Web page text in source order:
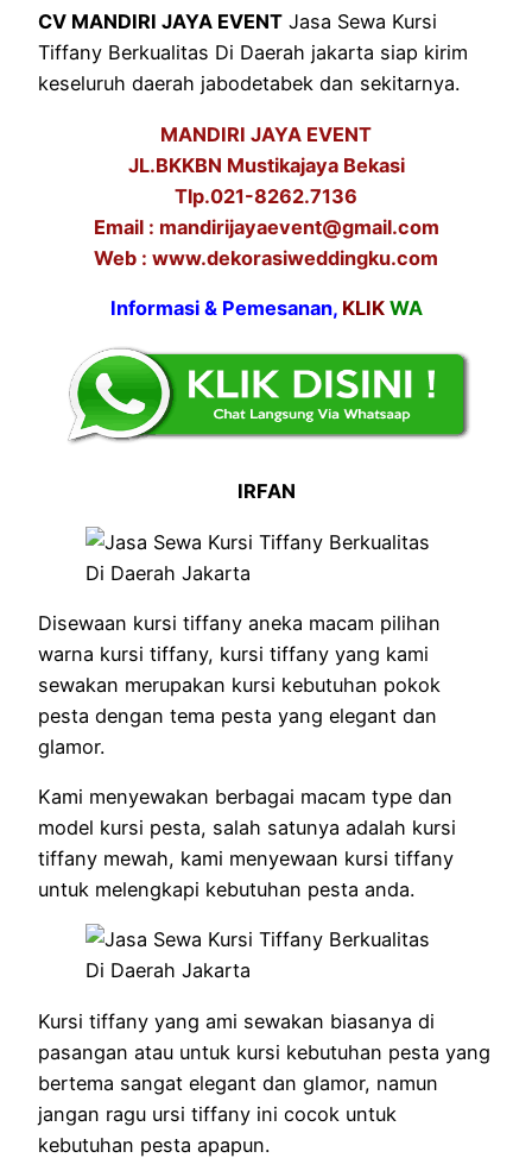
CV MANDIRI JAYA EVENT Jasa Sewa Kursi
Tiffany Berkualitas Di Daerah jakarta siap kirim
keseluruh daerah jabodetabek dan sekitarnya.
MANDIRI JAYA EVENT
JL.BKKBN Mustikajaya Bekasi
Tlp.021-8262.7136
Email : mandirijayaevent@gmail.com
Web : www.dekorasiweddingku.com
Informasi & Pemesanan, KLIK WA
IRFAN
Disewaan kursi tiffany aneka macam pilihan
warna kursi tiffany, kursi tiffany yang kami
sewakan merupakan kursi kebutuhan pokok
pesta dengan tema pesta yang elegant dan
glamor.
Kami menyewakan berbagai macam type dan
model kursi pesta, salah satunya adalah kursi
tiffany mewah, kami menyewaan kursi tiffany
untuk melengkapi kebutuhan pesta anda.
Kursi tiffany yang ami sewakan biasanya di
pasangan atau untuk kursi kebutuhan pesta yang
bertema sangat elegant dan glamor, namun
jangan ragu ursi tiffany ini cocok untuk
kebutuhan pesta apapun.